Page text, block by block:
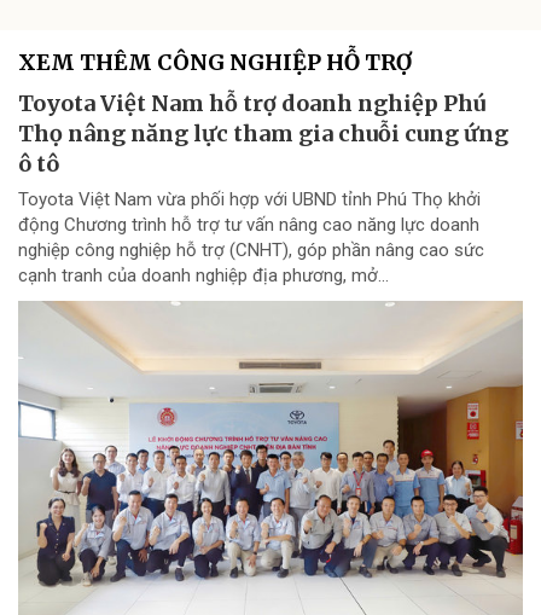
XEM THÊM CÔNG NGHIỆP HỖ TRỢ
Toyota Việt Nam hỗ trợ doanh nghiệp Phú
Thọ nâng năng lực tham gia chuỗi cung ứng
ô tô
Toyota Việt Nam vừa phối hợp với UBND tỉnh Phú Thọ khởi
động Chương trình hỗ trợ tư vấn nâng cao năng lực doanh
nghiệp công nghiệp hỗ trợ (CNHT), góp phần nâng cao sức
cạnh tranh của doanh nghiệp địa phương, mở...